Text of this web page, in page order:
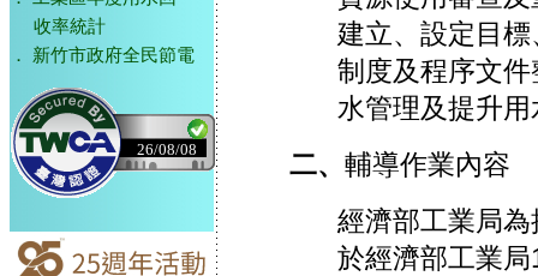
收率統計
．
新竹市政府全民節電
26/08/08
建立、設定目
制度及程序文
水管理及提升
二、 輔導作業內容
經濟部工業局為
於經濟部工業